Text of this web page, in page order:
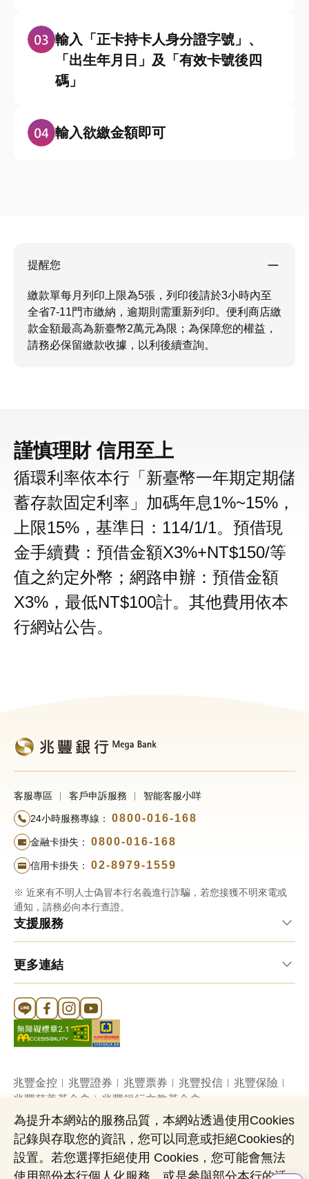
輸入「正卡持卡人身分證字號」、
「出生年月日」及「有效卡號後四
碼」
輸入欲繳金額即可
提醒您
繳款單每月列印上限為5張，列印後請於3小時內至
全省7-11門市繳納，逾期則需重新列印。便利商店繳
款金額最高為新臺幣2萬元為限；為保障您的權益，
請務必保留繳款收據，以利後續查詢。
謹慎理財 信用至上
循環利率依本行「新臺幣一年期定期儲
蓄存款固定利率」加碼年息1%~15%，
上限15%，基準日：114/1/1。預借現
金手續費：預借金額X3%+NT$150/等
值之約定外幣；網路申辦：預借金額
X3%，最低NT$100計。其他費用依本
行網站公告。
客服專區 客戶申訴服務 智能客服小咩
24小時服務專線： 0800-016-168
金融卡掛失： 0800-016-168
信用卡掛失： 02-8979-1559
※ 近來有不明人士偽冒本行名義進行詐騙，若您接獲不明來電或
通知，請務必向本行查證。
支援服務
更多連結
Line 官方帳號
FB 官方帳號
Instagram 官方帳號
YouTube 官方帳號
兆豐金控 兆豐證券 兆豐票券 兆豐投信
兆豐保險
兆豐慈善基金會
兆豐銀行文教基金會
網站導覽 法定公開揭露事項
機構投資人盡職治理
隱私權聲明
共同行銷專區 國內外幣清算
為提升本網站的服務品質，本網站透過使用Cookies
記錄與存取您的資訊，您可以同意或拒絕Cookies的
設置。若您選擇拒絕使用 Cookies，您可能會無法
使用部份本行個人化服務，或是參與部分本行的活